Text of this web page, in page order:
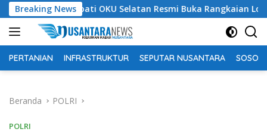
Langsung
ke
konten
Breaking News
Bupati OKU Selatan Resmi Buka Rangkaian Lomba
PERTANIAN INFRASTRUKTUR SEPUTAR NUSANTARA SOSOK
Beranda POLRI
POLRI